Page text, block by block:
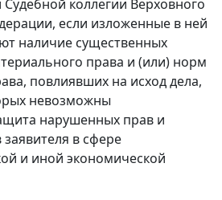
коллегии Верховного
если изложенные в ней
наличие существенных
права и (или) норм
повлиявших на исход дела,
невозможны
нарушенных прав и
в сфере
и иной экономической